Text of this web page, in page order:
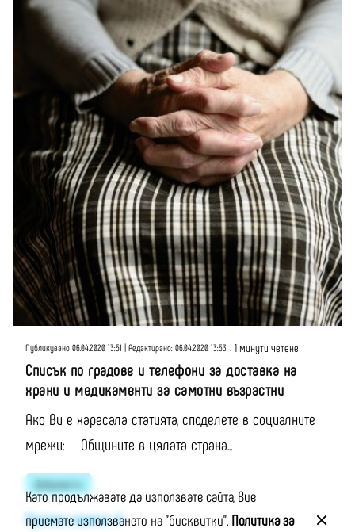
Публикувано от
Момчил Цонев
Публикувано 06.04.2020 13:51 | Редактирано: 06.04.2020 13:53 1 минути четене
Списък по градове и телефони за доставка на
храни и медикаменти за самотни възрастни
Ако Ви е харесала статията, споделете в социалните
мрежи: Общините в цялата страна...
Добровести
Прочети повече
Като продължавате да използвате сайта, Вие
приемате използването на "бисквитки". Политика за